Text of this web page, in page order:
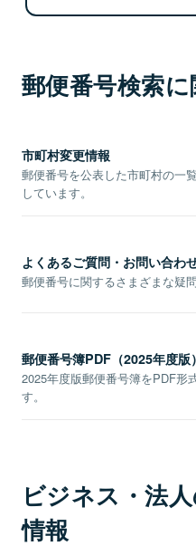
郵便番号検索
市町村変更情報
郵便番号を公表した市町村の一
しています。
よくあるご質問・お問い合わ
郵便番号に関するさまざまな疑
郵便番号簿PDF（2025年度版）
2025年度版郵便番号簿をPDF形
す。
ビジネス・法
情報